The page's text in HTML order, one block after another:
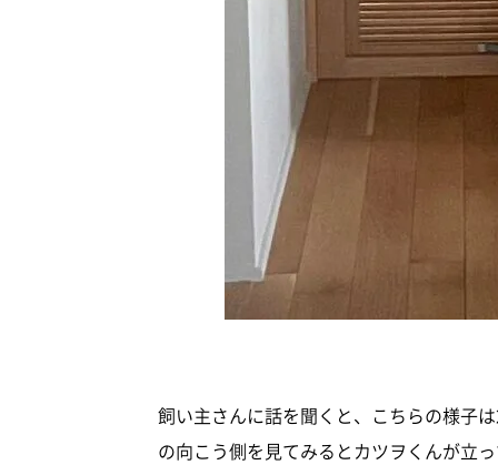
飼い主さんに話を聞くと、こちらの様子
の向こう側を見てみるとカツヲくんが立